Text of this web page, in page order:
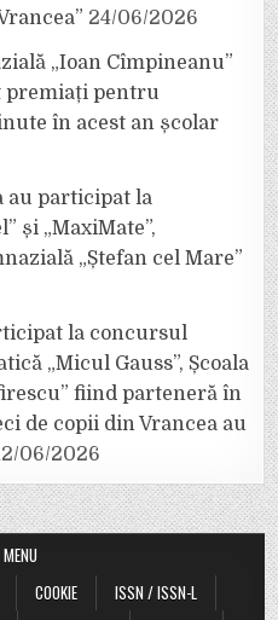
24/06/2026
„Ioan Cîmpineanu”
premiați pentru
în acest an școlar
au participat la
și „MaxiMate”,
„Ștefan cel Mare”
la concursul
„Micul Gauss”, Școala
fiind parteneră în
de copii din Vrancea au
06/2026
MENU
COOKIE
ISSN / ISSN-L